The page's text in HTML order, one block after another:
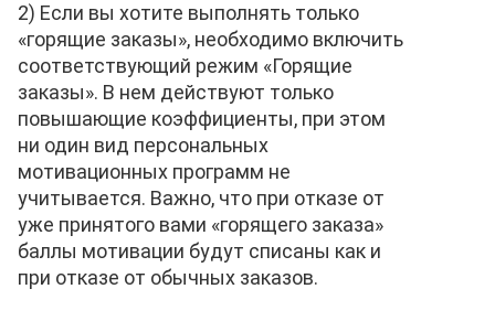
2) Если вы хотите выполнять только
«горящие заказы», необходимо включить
соответствующий режим «Горящие
заказы». В нем действуют только
повышающие коэффициенты, при этом
ни один вид персональных
мотивационных программ не
учитывается. Важно, что при отказе от
уже принятого вами «горящего заказа»
баллы мотивации будут списаны как и
при отказе от обычных заказов.